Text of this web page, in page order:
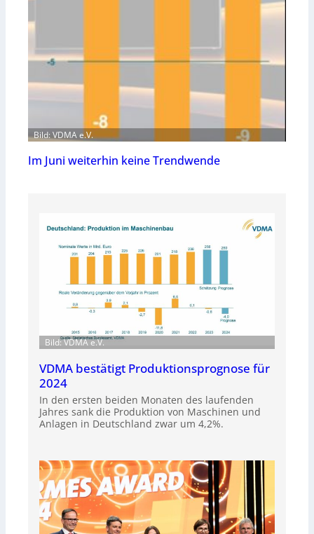
Bild: VDMA e.V.
Im Juni weiterhin keine Trendwende
Bild: VDMA e.V.
VDMA bestätigt Produktionsprognose für
2024
In den ersten beiden Monaten des laufenden
Jahres sank die Produktion von Maschinen und
Anlagen in Deutschland zwar um 4,2%.